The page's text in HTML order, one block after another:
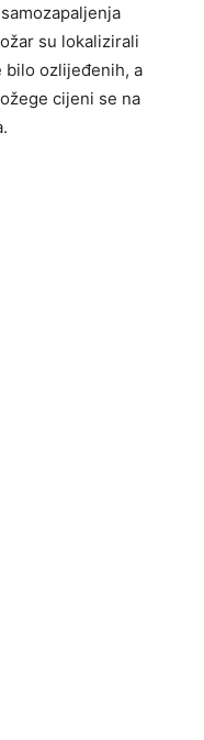
su lokalizirali
bilo ozlijeđenih, a
cijeni se na